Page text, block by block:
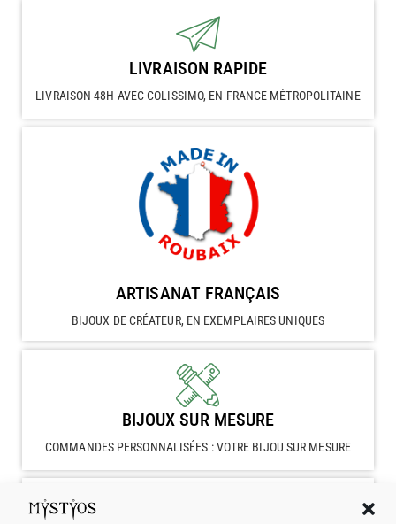
LIVRAISON RAPIDE
LIVRAISON 48H AVEC COLISSIMO, EN FRANCE MÉTROPOLITAINE
ARTISANAT FRANÇAIS
BIJOUX DE CRÉATEUR, EN EXEMPLAIRES UNIQUES
BIJOUX SUR MESURE
COMMANDES PERSONNALISÉES : VOTRE BIJOU SUR MESURE